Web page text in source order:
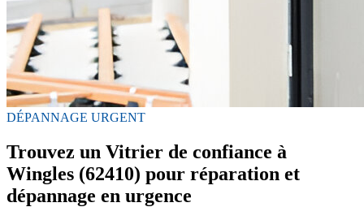
DÉPANNAGE URGENT
Trouvez un Vitrier de confiance à
Wingles (62410) pour réparation et
dépannage en urgence